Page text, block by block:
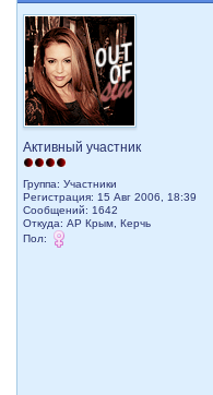
Активный участник
Группа: Участники
Регистрация: 15 Авг 2006, 18:39
Сообщений: 1642
Откуда: АР Крым, Керчь
Пол: